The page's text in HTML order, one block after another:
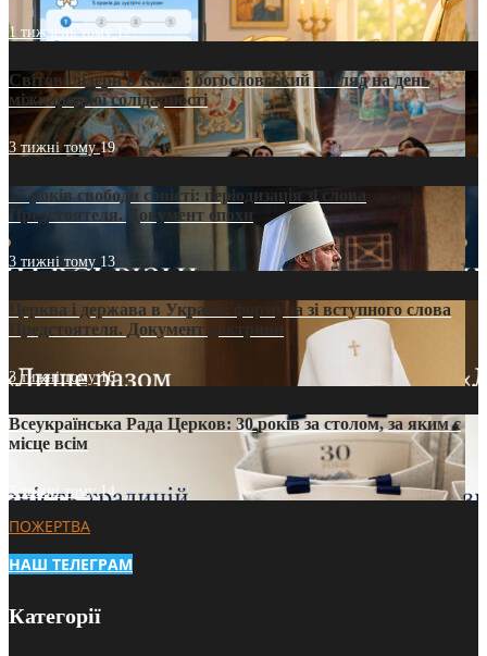
1 тиждень тому12
Світові лідери в Києві: богословський погляд на день
міжнародної солідарності
3 тижні тому19
35 років свободи совісті: періодизація зі слова
Предстоятеля. Документ епохи
3 тижні тому 13
Церква і держава в Україні: формула зі вступного слова
Предстоятеля. Документ доктрини
3 тижні тому16
Всеукраїнська Рада Церков: 30 років за столом, за яким є
місце всім
3 тижні тому14
ПОЖЕРТВА
НАШ ТЕЛЕГРАМ
Категорії